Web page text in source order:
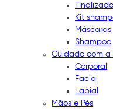
Kit
Máscaras
Shampoo
Cuidado com a
Corporal
Facial
Labial
Mãos e Pés